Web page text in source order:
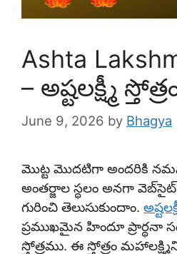
Ashta
– అష్టలక్ష్మీ
June 9, 2026 by Bhagya
మొట్ట మొదటిగా అందరికి
అంతర్జాల స్థలం అనగా వెబ్‌సైట్
గురించి తెలుసుకుందాం.
ప్రముఖమైన హిందూ ప్రార్థనా
స్తోత్రము. ఈ స్తోత్రం మహాలక్ష్మిని